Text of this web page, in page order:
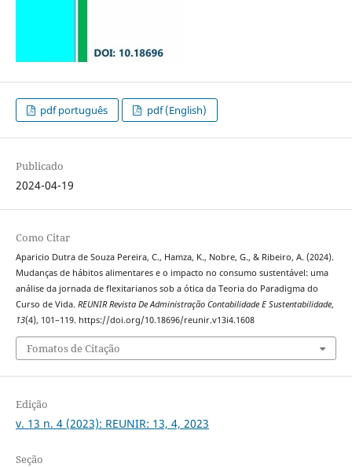
pdf português pdf (English)
Publicado
2024-04-19
Como Citar
Aparicio Dutra de Souza Pereira, C., Hamza, K., Nobre, G., & Ribeiro, A. (2024).
Mudanças de hábitos alimentares e o impacto no consumo sustentável: uma
análise da jornada de flexitarianos sob a ótica da Teoria do Paradigma do
Curso de Vida. REUNIR Revista De Administração Contabilidade E Sustentabilidade,
13(4), 101–119. https://doi.org/10.18696/reunir.v13i4.1608
Fomatos de Citação
Edição
v. 13 n. 4 (2023): REUNIR: 13, 4, 2023
Seção